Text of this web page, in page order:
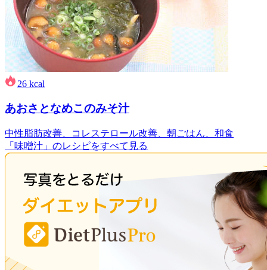
26 kcal
あおさとなめこのみそ汁
中性脂肪改善、コレステロール改善、朝ごはん、和食
「味噌汁」のレシピをすべて見る